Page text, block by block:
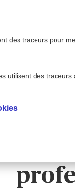
des traceurs pour
utilisent des